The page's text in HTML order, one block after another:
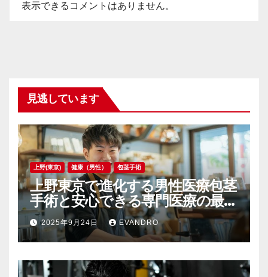
表示できるコメントはありません。
見逃しています
上野(東京) 健康（男性） 包茎手術
上野東京で進化する男性医療包茎
手術と安心できる専門医療の最前
線2025年9月24日 EVANDRO